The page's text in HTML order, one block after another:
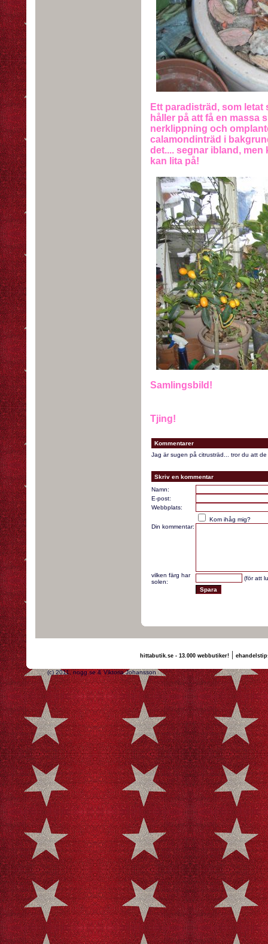
Ett paradisträd, som
håller på att få en massa
nerklippning och
calamondinträd i
det.... segnar ibland, men
kan lita på!
Samlingsbild!
Tjing!
Kommentarer
Jag är sugen på citrusträd... tror du att
Skriv en kommentar
Namn:
E-post:
Webbplats:
Kom ihåg mig?
Din kommentar:
vilken färg har
solen:
(för att
hittabutik.se - 13.000 webbutiker!|
(c) 2011, nogg.se & Viktoria Johansson